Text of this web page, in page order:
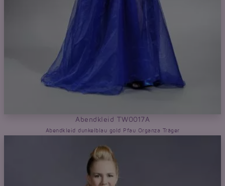
Abendkleid TW0017A
Abendkleid dunkelblau gold Pfau Organza Träger